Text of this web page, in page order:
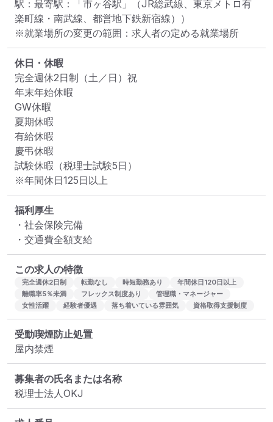
駅：最寄駅：「市ヶ谷駅」（JR総武線、東京メトロ有
楽町線・南武線、都営地下鉄新宿線））
※就業場所の変更の範囲：求人者の定める就業場所
休日・休暇
完全週休2日制（土／日）祝
年末年始休暇
GW休暇
夏期休暇
有給休暇
慶弔休暇
試験休暇（税理士試験5日）
※年間休日125日以上
福利厚生
・社会保険完備
・交通費全額支給
この求人の特徴
完全週休2日制 転勤なし 時短勤務あり
年間休日120日以上
離職率5％未満
フレックス制度あり
管理職・マネージャー
女性活躍
経験者優遇 落ち着いている雰囲気 資格取得支援制度
受動喫煙防止処置
屋内禁煙
募集者の氏名または名称
税理士法人OKJ